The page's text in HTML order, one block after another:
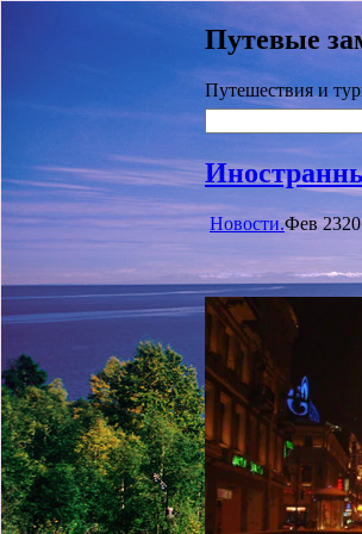
Путевые
Путешествия и
Новости.Фев 23